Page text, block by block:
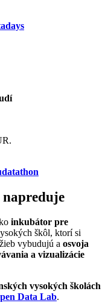
inkubátor pre
škôl, ktorí si
vybudujú a osvoja
a vizualizácie
vysokých školách
Data Lab.